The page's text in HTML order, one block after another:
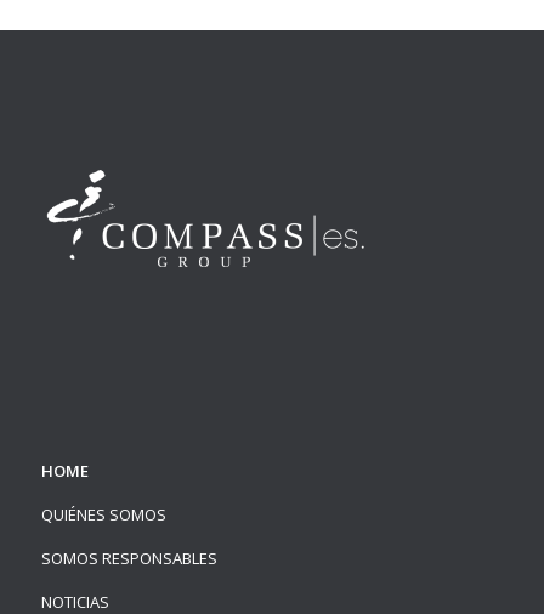
HOME
QUIÉNES SOMOS
SOMOS RESPONSABLES
NOTICIAS